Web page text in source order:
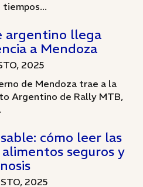
argentino llega
a Mendoza
2025
de Mendoza trae a la
Argentino de Rally MTB,
cómo leer las
seguros y
2025